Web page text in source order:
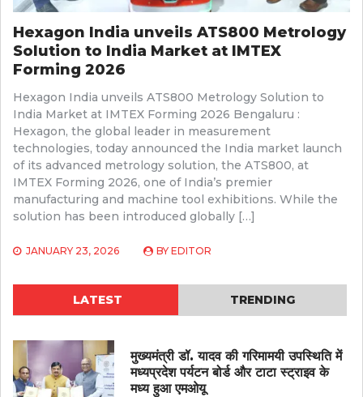
Hexagon India unveils ATS800 Metrology
Solution to India Market at IMTEX
Forming 2026
Hexagon India unveils ATS800 Metrology Solution to
India Market at IMTEX Forming 2026 Bengaluru :
Hexagon, the global leader in measurement
technologies, today announced the India market launch
of its advanced metrology solution, the ATS800, at
IMTEX Forming 2026, one of India’s premier
manufacturing and machine tool exhibitions. While the
solution has been introduced globally […]
JANUARY 23, 2026 BY EDITOR
LATEST TRENDING
मुख्यमंत्री डॉ. यादव की गरिमामयी उपस्थिति में
मध्यप्रदेश पर्यटन बोर्ड और टाटा स्ट्राइव के
मध्य हुआ एमओयू